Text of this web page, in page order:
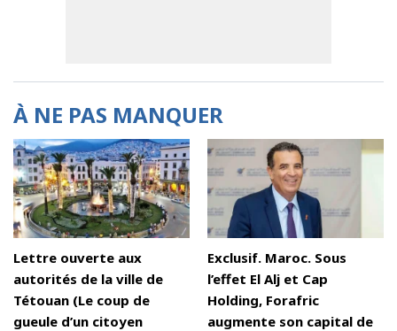
À NE PAS MANQUER
Lettre ouverte aux
autorités de la ville de
Tétouan (Le coup de
gueule d’un citoyen
Exclusif. Maroc. Sous
l’effet El Alj et Cap
Holding, Forafric
augmente son capital de